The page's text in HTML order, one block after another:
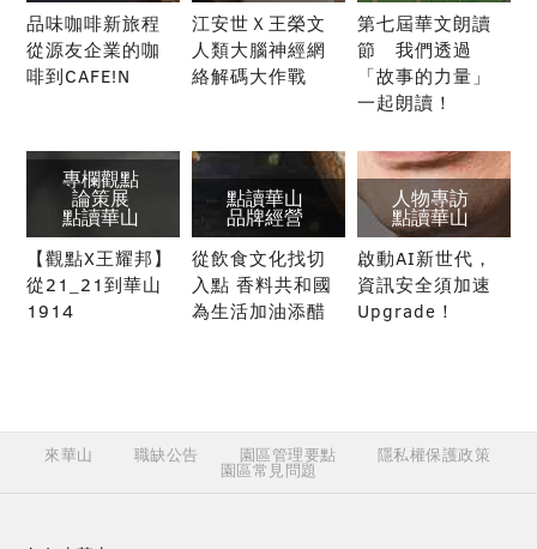
品味咖啡新旅程
從源友企業的咖
啡到CAFE!N
江安世Ｘ王榮文
人類大腦神經網
絡解碼大作戰
第七屆華文朗讀
節 我們透過
「故事的力量」
一起朗讀！
專欄觀點
論策展
點讀華山
【觀點X王耀邦】
從21_21到華山
1914
點讀華山
品牌經營
從飲食文化找切
入點 香料共和國
為生活加油添醋
人物專訪
點讀華山
啟動AI新世代，
資訊安全須加速
Upgrade！
來華山 職缺公告 園區管理要點 隱私權保護政策
園區常見問題